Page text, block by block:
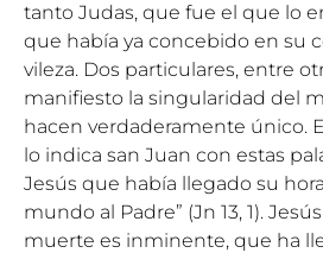
tanto Judas, que fue el que lo
que había ya concebido en su
vileza. Dos particulares, entre
manifiesto la singularidad del
hacen verdaderamente único.
lo indica san Juan con estas
Jesús que había llegado su
mundo al Padre” (Jn 13, 1).
muerte es inminente, que ha